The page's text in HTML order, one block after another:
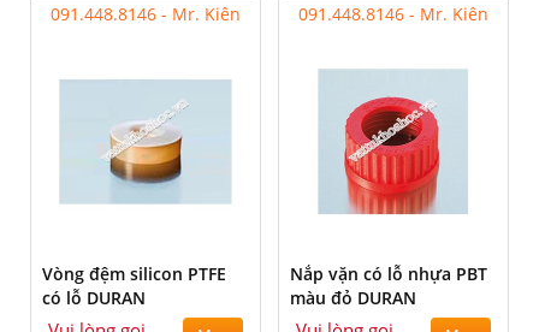
091.448.8146 - Mr. Kiên
Vòng đệm silicon PTFE
có lỗ DURAN
091.448.8146 - Mr. Kiên
Nắp vặn có lỗ nhựa PBT
màu đỏ DURAN